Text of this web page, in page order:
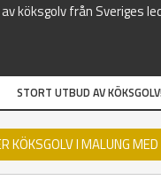
köksgolv från Sveriges
STORT UTBUD AV KÖKSGOLV!
KÖKSGOLV I MALUNG MED